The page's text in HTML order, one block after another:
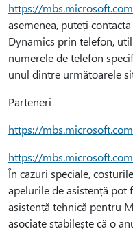
https://
asemenea, puteți
Dynamics prin telefon,
numerele de telefon
unul dintre următoarele
Parteneri
https://
https://
În cazuri speciale,
apelurile de asistență pot
asistență tehnică pentru
asociate stabilește că o